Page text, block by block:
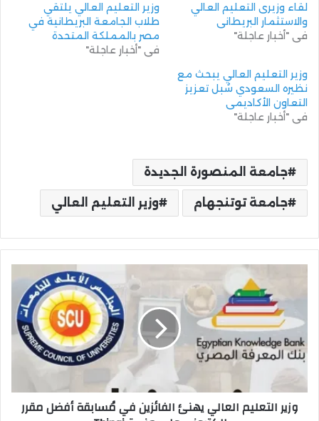
لقاء وزيرى التعليم العالي
والاستثمار البريطاني
في "أخبار عاجلة"
وزير التعليم العالي يلتقي
طلاب الجامعة البريطانية في
مصر بالمملكة المتحدة
في "أخبار عاجلة"
وزير التعليم العالي يبحث مع
نظيره السعودي سُبل تعزيز
التعاون الأكاديمي
في "أخبار عاجلة"
جامعة المنصورة الجديدة
جامعة توتنجهام وزير التعليم العالي
العالي
يهنئ
الفائزين
في
مُسابقة
أفضل
مقرر
إلكتروني
وزير التعليم العالي يهنئ الفائزين في مُسابقة أفضل مقرر